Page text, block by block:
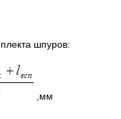
шпуров:
,мм